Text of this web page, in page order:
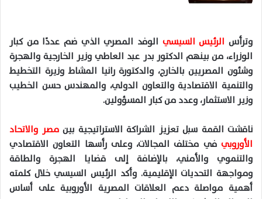
وترأسالرئيس السيسي الوفد المصري الذي ضم عددًا من كبار
الوزراء، من بينهم الدكتور بدر عبد العاطي وزير الخارجية والهجرة
وشئون المصريين بالخارج، والدكتورة رانيا المشاطوزيرة التخطيط
والتنمية الاقتصادية والتعاون الدولي، والمهندس حسن الخطيب
وزير الاستثمار، وعدد من كبار المسؤولين.
ناقشت القمة سبل تعزيز الشراكة الاستراتيجية بين مصر والاتحاد
الأوروبي في مختلف المجالات، وعلى رأسها التعاون الاقتصادي
والتنموي والأمني، بالإضافة إلى قضايا الهجرة والطاقة
ومواجهة التحديات الإقليمية. وأكد الرئيس السيسي خلال كلمته
أهمية مواصلة دعم العلاقات المصرية الأوروبية على أساس